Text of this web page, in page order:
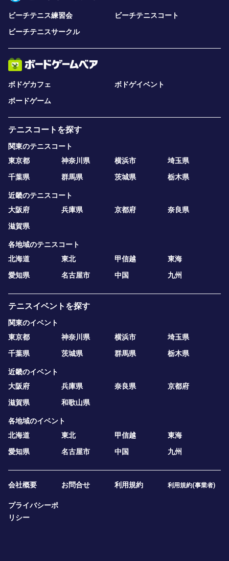
ビーチテニス練習会
ビーチテニスコート
ビーチテニスサークル
ボドゲカフェ
ボドゲイベント
ボードゲーム
テニスコートを探す
関東のテニスコート
東京都
神奈川県 横浜市
埼玉県
千葉県
群馬県 茨城県 栃木県
近畿のテニスコート
大阪府
兵庫県 京都府
奈良県
滋賀県
各地域のテニスコート
北海道
東北 甲信越
東海
愛知県
名古屋市 中国 九州
テニスイベントを探す
関東のイベント
東京都
神奈川県 横浜市
埼玉県
千葉県
茨城県 群馬県 栃木県
近畿のイベント
大阪府
兵庫県 奈良県
京都府
滋賀県
和歌山県
各地域のイベント
北海道
東北 甲信越
東海
愛知県
名古屋市 中国 九州
会社概要 お問合せ 利用規約 利用規約(事業者)
プライバシーポ
リシー